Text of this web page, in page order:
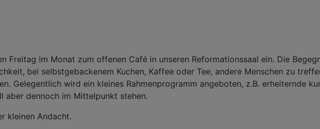
Freitag im Monat zum offenen Café in unseren Reformationssaal ein. Die
bei selbstgebackenem Kuchen, Kaffee oder Tee, andere Menschen zu
Gelegentlich wird ein kleines Rahmenprogramm angeboten, z.B. erheiternde
aber dennoch im Mittelpunkt stehen.
kleinen Andacht.